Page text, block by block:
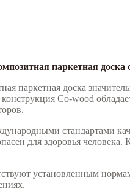
паркетная
паркетная доска
Co-wood
стандартами
для здоровья
установленным